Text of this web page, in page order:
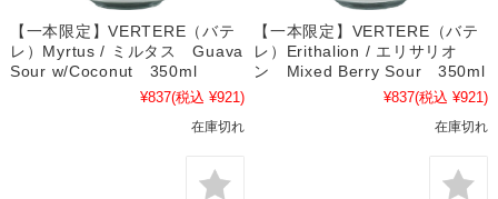
【一本限定】VERTERE（バテ
レ）Myrtus / ミルタス Guava
Sour w/Coconut 350ml
¥837(税込 ¥921)
在庫切れ
【一本限定】VERTERE（バテ
レ）Erithalion / エリサリオ
ン Mixed Berry Sour 350ml
¥837(税込 ¥921)
在庫切れ